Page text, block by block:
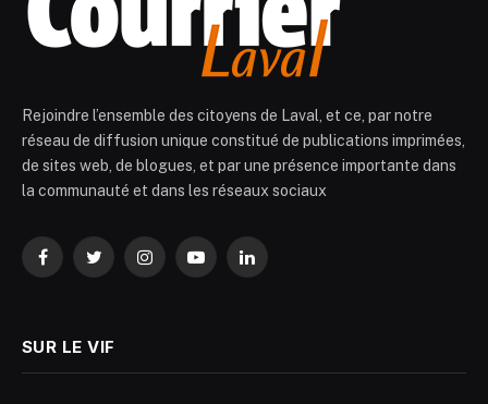
Rejoindre l’ensemble des citoyens de Laval, et ce, par notre
réseau de diffusion unique constitué de publications imprimées,
de sites web, de blogues, et par une présence importante dans
la communauté et dans les réseaux sociaux
FacebookTwitterInstagramYouTubeLinkedIn
SUR LE VIF